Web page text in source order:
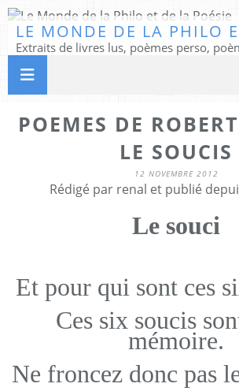
POEMES DE
LE SOUCIS
12 NOVEMBRE 2012
Rédigé par renal et publié
Le souci
Et pour qui sont ces
Ces six soucis
mémoire.
Ne froncez donc pas